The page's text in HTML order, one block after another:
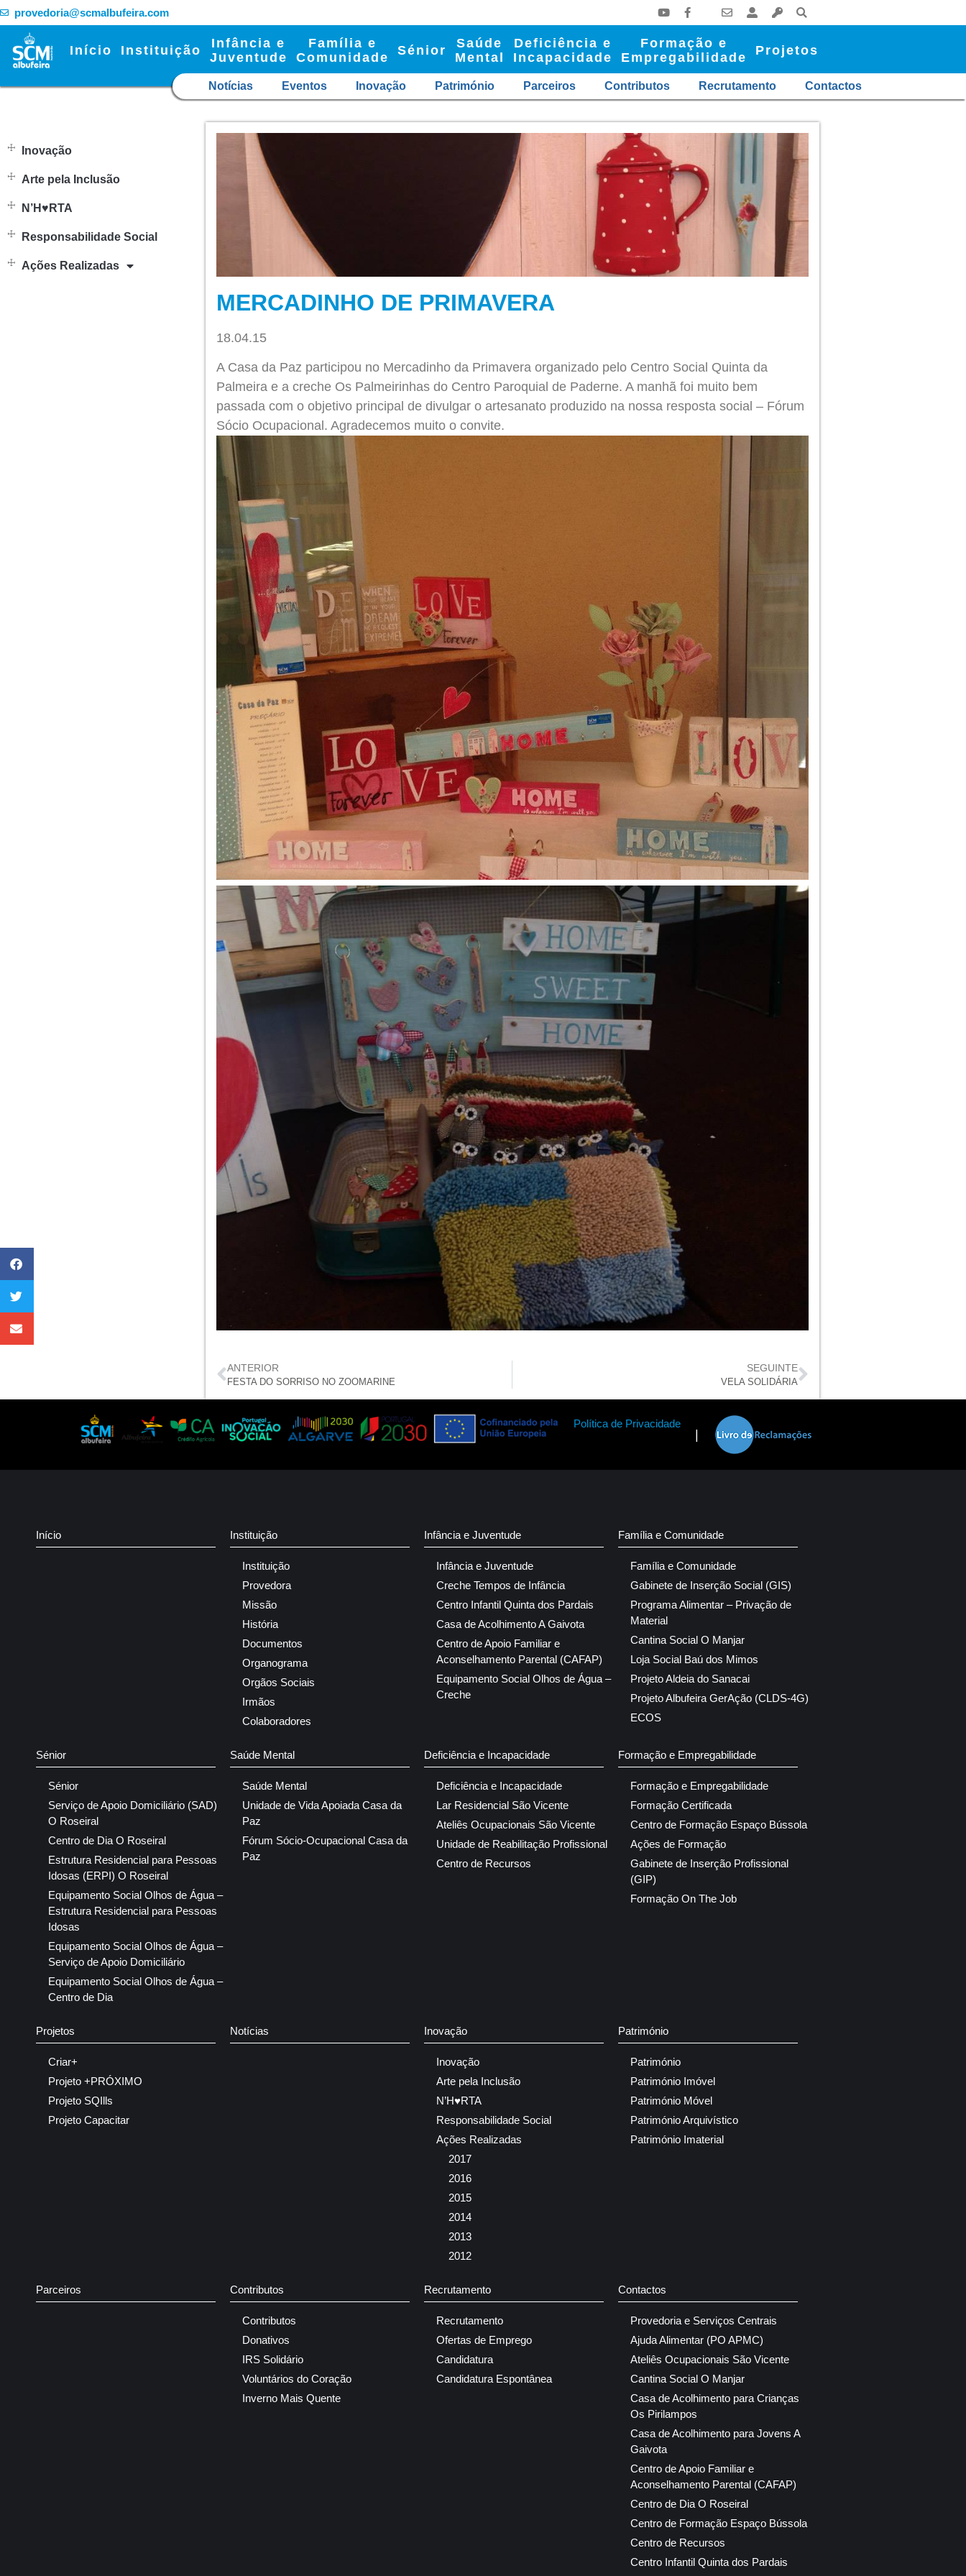
provedoria@scmalbufeira.com
Início Instituição
Infância e
Juventude
Família e
Comunidade
Sénior
Saúde
Mental
Deficiência e
Incapacidade
Formação e
Empregabilidade
Projetos
Notícias Eventos Inovação Património Parceiros Contributos Recrutamento Contactos
Inovação
Arte pela Inclusão
N’H♥RTA
Responsabilidade Social
Ações Realizadas
MERCADINHO DE PRIMAVERA
18.04.15
A Casa da Paz participou no Mercadinho da Primavera organizado pelo Centro Social Quinta da
Palmeira e a creche Os Palmeirinhas do Centro Paroquial de Paderne. A manhã foi muito bem
passada com o objetivo principal de divulgar o artesanato produzido na nossa resposta social – Fórum
Sócio Ocupacional. Agradecemos muito o convite.
ANTERIOR
FESTA DO SORRISO NO ZOOMARINE
SEGUINTE
VELA SOLIDÁRIA
Política de Privacidade
|
Início Instituição
Instituição
Provedora
Missão
História
Documentos
Organograma
Orgãos Sociais
Irmãos
Colaboradores
Infância e Juventude
Infância e Juventude
Creche Tempos de Infância
Centro Infantil Quinta dos Pardais
Casa de Acolhimento A Gaivota
Centro de Apoio Familiar e
Aconselhamento Parental (CAFAP)
Equipamento Social Olhos de Água –
Creche
Família e Comunidade
Família e Comunidade
Gabinete de Inserção Social (GIS)
Programa Alimentar – Privação de
Material
Cantina Social O Manjar
Loja Social Baú dos Mimos
Projeto Aldeia do Sanacai
Projeto Albufeira GerAção (CLDS-4G)
ECOS
Sénior
Sénior
Serviço de Apoio Domiciliário (SAD)
O Roseiral
Centro de Dia O Roseiral
Estrutura Residencial para Pessoas
Idosas (ERPI) O Roseiral
Equipamento Social Olhos de Água –
Estrutura Residencial para Pessoas
Idosas
Equipamento Social Olhos de Água –
Serviço de Apoio Domiciliário
Equipamento Social Olhos de Água –
Centro de Dia
Saúde Mental
Saúde Mental
Unidade de Vida Apoiada Casa da
Paz
Fórum Sócio-Ocupacional Casa da
Paz
Deficiência e Incapacidade
Deficiência e Incapacidade
Lar Residencial São Vicente
Ateliês Ocupacionais São Vicente
Unidade de Reabilitação Profissional
Centro de Recursos
Formação e Empregabilidade
Formação e Empregabilidade
Formação Certificada
Centro de Formação Espaço Bússola
Ações de Formação
Gabinete de Inserção Profissional
(GIP)
Formação On The Job
Projetos
Criar+
Projeto +PRÓXIMO
Projeto SQIlls
Projeto Capacitar
Notícias Inovação
Inovação
Arte pela Inclusão
N’H♥RTA
Responsabilidade Social
Ações Realizadas
2017
2016
2015
2014
2013
2012
Património
Património
Património Imóvel
Património Móvel
Património Arquivístico
Património Imaterial
Parceiros Contributos
Contributos
Donativos
IRS Solidário
Voluntários do Coração
Inverno Mais Quente
Recrutamento
Recrutamento
Ofertas de Emprego
Candidatura
Candidatura Espontânea
Contactos
Provedoria e Serviços Centrais
Ajuda Alimentar (PO APMC)
Ateliês Ocupacionais São Vicente
Cantina Social O Manjar
Casa de Acolhimento para Crianças
Os Pirilampos
Casa de Acolhimento para Jovens A
Gaivota
Centro de Apoio Familiar e
Aconselhamento Parental (CAFAP)
Centro de Dia O Roseiral
Centro de Formação Espaço Bússola
Centro de Recursos
Centro Infantil Quinta dos Pardais